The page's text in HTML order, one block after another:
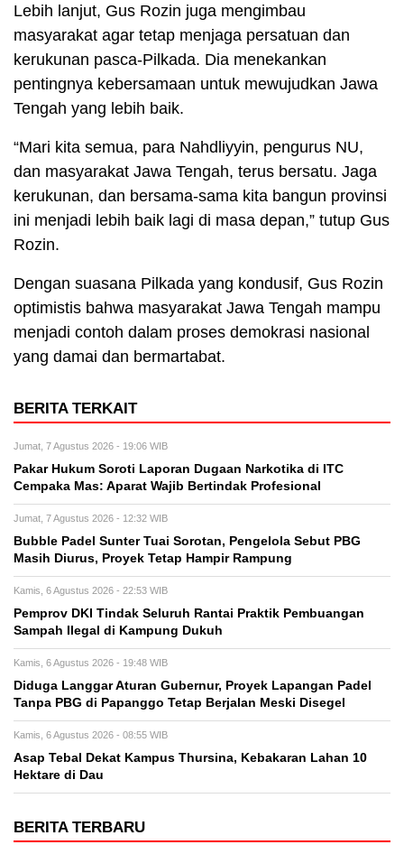
Lebih lanjut, Gus Rozin juga mengimbau
masyarakat agar tetap menjaga persatuan dan
kerukunan pasca-Pilkada. Dia menekankan
pentingnya kebersamaan untuk mewujudkan Jawa
Tengah yang lebih baik.
“Mari kita semua, para Nahdliyyin, pengurus NU,
dan masyarakat Jawa Tengah, terus bersatu. Jaga
kerukunan, dan bersama-sama kita bangun provinsi
ini menjadi lebih baik lagi di masa depan,” tutup Gus
Rozin.
Dengan suasana Pilkada yang kondusif, Gus Rozin
optimistis bahwa masyarakat Jawa Tengah mampu
menjadi contoh dalam proses demokrasi nasional
yang damai dan bermartabat.
BERITA TERKAIT
Jumat, 7 Agustus 2026 - 19:06 WIB
Pakar Hukum Soroti Laporan Dugaan Narkotika di ITC
Cempaka Mas: Aparat Wajib Bertindak Profesional
Jumat, 7 Agustus 2026 - 12:32 WIB
Bubble Padel Sunter Tuai Sorotan, Pengelola Sebut PBG
Masih Diurus, Proyek Tetap Hampir Rampung
Kamis, 6 Agustus 2026 - 22:53 WIB
Pemprov DKI Tindak Seluruh Rantai Praktik Pembuangan
Sampah Ilegal di Kampung Dukuh
Kamis, 6 Agustus 2026 - 19:48 WIB
Diduga Langgar Aturan Gubernur, Proyek Lapangan Padel
Tanpa PBG di Papanggo Tetap Berjalan Meski Disegel
Kamis, 6 Agustus 2026 - 08:55 WIB
Asap Tebal Dekat Kampus Thursina, Kebakaran Lahan 10
Hektare di Dau
BERITA TERBARU